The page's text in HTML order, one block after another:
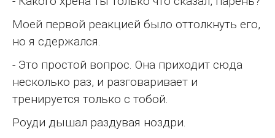
Моей первой реакцией было оттолкнуть его,
но я сдержался.
- Это простой вопрос. Она приходит сюда
несколько раз, и разговаривает и
тренируется только с тобой.
Роуди дышал раздувая ноздри.